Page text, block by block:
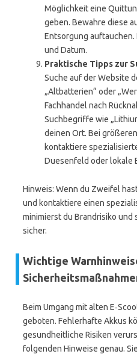
Möglichkeit eine
geben. Bewahre diese
Entsorgung auftauchen.
und Datum.
Praktische Tipps zur
Suche auf der Website
„Altbatterien“ oder
Fachhandel nach
Suchbegriffe wie
deinen Ort. Bei
kontaktiere
Duesenfeld oder lokale
Hinweis: Wenn du Zweifel
und kontaktiere einen
minimierst du Brandrisiko
sicher.
Wichtige
Beim Umgang mit alten
geboten. Fehlerhafte Akkus
gesundheitliche Risiken
folgenden Hinweise genau.